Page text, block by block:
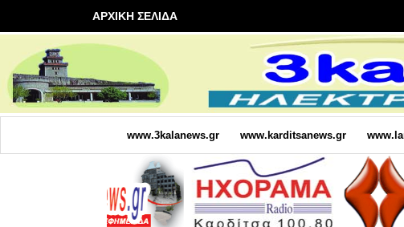
ΑΡΧΙΚΗ ΣΕΛΙΔΑ
www.3kalanews.gr www.karditsanews.gr